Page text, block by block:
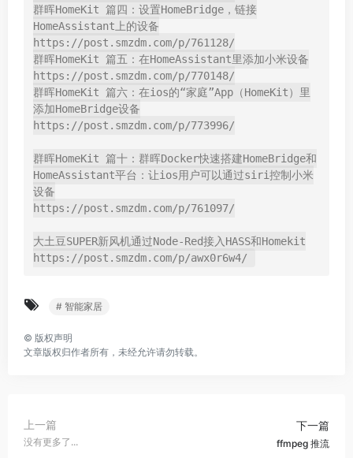
群晖HomeKit 篇四：设置HomeBridge，链接
HomeAssistant上的设备
https://post.smzdm.com/p/761128/
群晖HomeKit 篇五：在HomeAssistant里添加小米设备
https://post.smzdm.com/p/770148/
群晖HomeKit 篇六：在ios的“家庭”App（HomeKit）里
添加HomeBridge设备
https://post.smzdm.com/p/773996/
群晖HomeKit 篇十：群晖Docker快速搭建HomeBridge和
HomeAssistant平台：让ios用户可以通过siri控制小米
设备
https://post.smzdm.com/p/761097/
大土豆SUPER新风机通过Node-Red接入HASS和Homekit
https://post.smzdm.com/p/awx0r6w4/
# 智能家居
© 版权声明
文章版权归作者所有，未经允许请勿转载。
上一篇
没有更多了...
下一篇
ffmpeg 推流